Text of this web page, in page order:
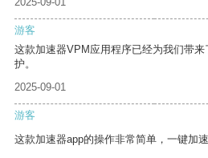
游客
这款加速器VPM应用程序已经为我们带
护。
2025-09-01
游客
这款加速器app的操作非常简单，一键加